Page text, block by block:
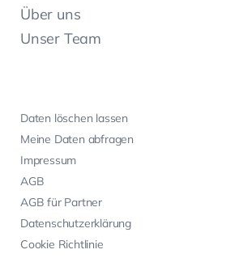
Über uns
Unser Team
Daten löschen lassen
Meine Daten abfragen
Impressum
AGB
AGB für Partner
Datenschutzerklärung
Cookie Richtlinie